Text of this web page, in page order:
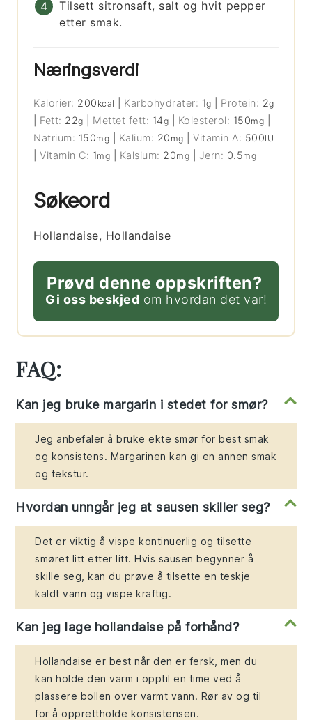
Tilsett sitronsaft, salt og hvit pepper
etter smak.
Næringsverdi
Kalorier: 200 kcal Karbohydrater: 1g Protein: 2g
Fett: 22g Mettet fett: 14g Kolesterol: 150mg
Natrium: 150mg Kalium: 20 mg |Vitamin A: 500IU
|Vitamin C: 1mg Kalsium: 20mg Jern: 0.5mg
Søkeord
Hollandaise, Hollandaise
Prøvd denne oppskriften?
Gi oss beskjed om hvordan det var!
FAQ:
Kan jeg bruke margarin i stedet for smør?
Jeg anbefaler å bruke ekte smør for best smak
og konsistens. Margarinen kan gi en annen smak
og tekstur.
Hvordan unngår jeg at sausen skiller seg?
Det er viktig å vispe kontinuerlig og tilsette
smøret litt etter litt. Hvis sausen begynner å
skille seg, kan du prøve å tilsette en teskje
kaldt vann og vispe kraftig.
Kan jeg lage hollandaise på forhånd?
Hollandaise er best når den er fersk, men du
kan holde den varm i opptil en time ved å
plassere bollen over varmt vann. Rør av og til
for å opprettholde konsistensen.